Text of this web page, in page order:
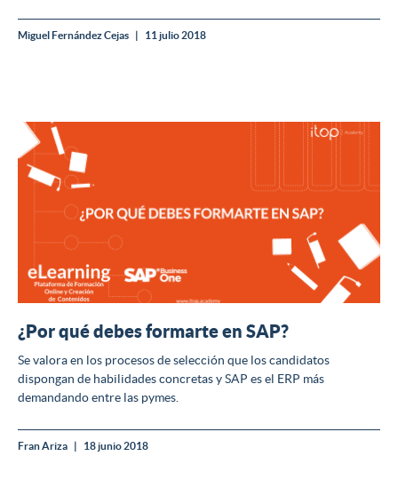
Miguel Fernández Cejas 11 julio 2018
¿Por qué debes formarte en SAP?
Se valora en los procesos de selección que los candidatos
dispongan de habilidades concretas y SAP es el ERP más
demandando entre las pymes.
Fran Ariza 18 junio 2018